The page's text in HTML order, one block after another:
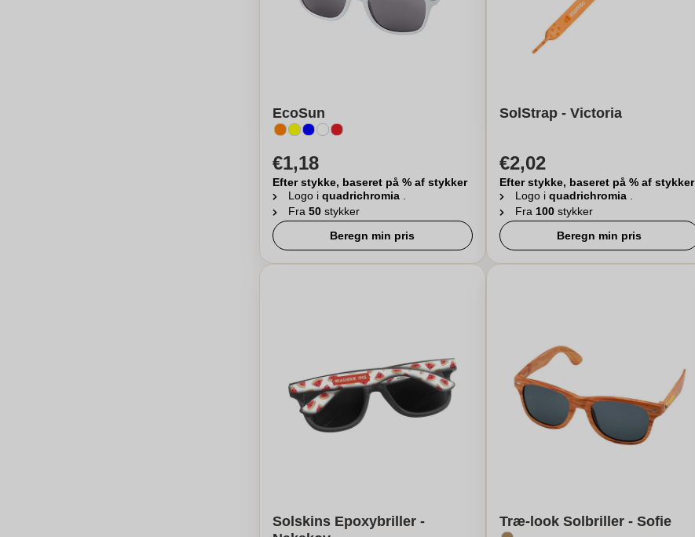
EcoSun
€1,18
Efter stykke, baseret på % af stykker
Logo i quadrichromia .
Fra 50 stykker
Beregn min pris
SolStrap - Victoria
€2,02
Efter stykke, baseret på % af stykker
Logo i quadrichromia .
Fra 100 stykker
Beregn min pris
Solskins Epoxybriller -
Træ-look Solbriller - Sofie